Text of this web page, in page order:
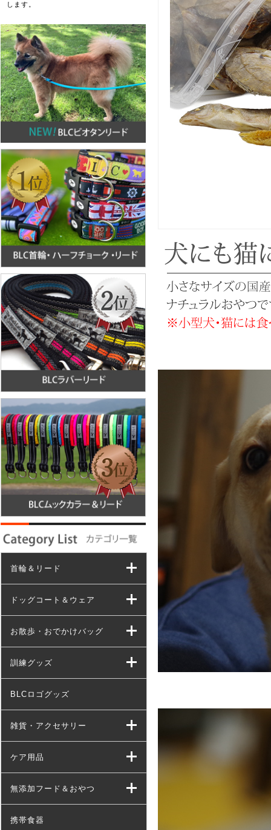
します。
首輪＆リード
ドッグコート＆ウェア
お散歩・おでかけバッグ
訓練グッズ
BLCロゴグッズ
雑貨・アクセサリー
ケア用品
無添加フード＆おやつ
携帯食器